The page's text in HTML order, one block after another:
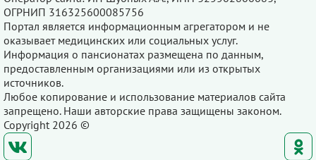
ОГРНИП 316325600085756
Портал является информационным агрегатором и не
оказывает медицинских или социальных услуг.
Информация о пансионатах размещена по данным,
предоставленным организациями или из открытых
источников.
Любое копирование и использование материалов сайта
запрещено. Наши авторские права защищены законом.
Copyright 2026 ©